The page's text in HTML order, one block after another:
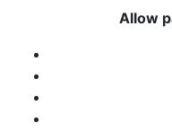
Allow